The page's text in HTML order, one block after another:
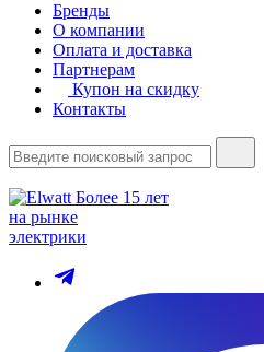
Бренды
О компании
Оплата и доставка
Партнерам
Купон на скидку
Контакты
Более 15 лет
на рынке
электрики